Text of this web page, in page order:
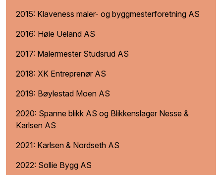
2015: Klaveness maler- og byggmesterforetning AS
2016: Høie Ueland AS
2017: Malermester Studsrud AS
2018: XK Entreprenør AS
2019: Bøylestad Moen AS
2020: Spanne blikk AS og Blikkenslager Nesse &
Karlsen AS
2021: Karlsen & Nordseth AS
2022: Sollie Bygg AS